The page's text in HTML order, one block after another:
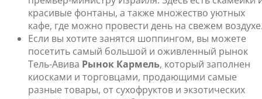
красивые фонтаны, а также множество уютных
кафе, где можно провести день на свежем
Если вы хотите занятся шоппингом, вы можете
посетить самый большой и оживленный рынок
Тель-Авива Рынок Кармель, который заполнен
киосками и торговцами, продающими самые
разные товары, от сухофруктов и экзотических